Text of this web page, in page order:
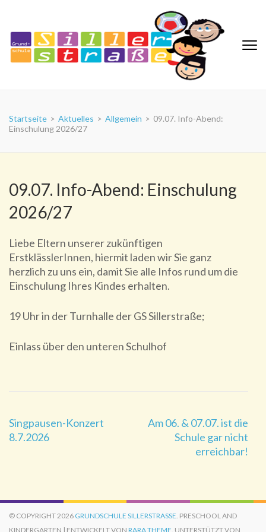
springen
(Eingabetaste
drücken)
Startseite > Aktuelles > Allgemein > 09.07. Info-Abend:
Einschulung 2026/27
09.07. Info-Abend: Einschulung
2026/27
Liebe Eltern unserer zukünftigen
ErstklässlerInnen, hiermit laden wir Sie ganz
herzlich zu uns ein, damit Sie alle Infos rund um die
Einschulung Ihres Kindes erhalten.
19 Uhr in der Turnhalle der GS Sillerstraße;
Einlass über den unteren Schulhof
Beitragsnavigation
Singpausen-Konzert
8.7.2026
Am 06. & 07.07. ist die
Schule gar nicht
erreichbar!
© COPYRIGHT 2026 GRUNDSCHULE SILLERSTRASSE . PRESCHOOL AND
KINDERGARTEN | ENTWICKELT VON RARA THEME . UNTERSTÜTZT VON